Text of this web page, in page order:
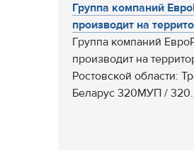
Группа компаний
производит на
Группа компаний
производит на
Ростовской области:
Беларус 320МУП /